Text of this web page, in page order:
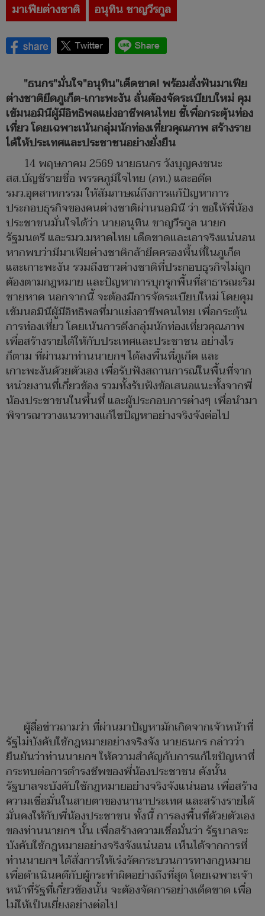
มาเฟียต่างชาติ
อนุทิน ชาญวีรกูล
"ธนกร"มั่นใจ"อนุทิน"เด็ดขาด! พร้อมสั่งฟันมาเฟีย
ต่างชาติยึดภูเก็ต-เกาะพะงัน ลั่นต้องจัดระเบียบใหม่ คุม
เข้มนอมินีผู้มีอิทธิพลแย่งอาชีพคนไทย ชี้เพื่อกระตุ้นท่อง
เที่ยว โดยเฉพาะเน้นกลุ่มนักท่องเที่ยวคุณภาพ สร้างราย
ได้ให้ประเทศและประชาชนอย่างยั่งยืน
14 พฤษภาคม 2569 นายธนกร วังบุญคงชนะ
สส.บัญชีรายชื่อ พรรคภูมิใจไทย (ภท.) และอดีต
รมว.อุตสาหกรรม ให้สัมภาษณ์ถึงการแก้ปัญหาการ
ประกอบธุรกิจของคนต่างชาติผ่านนอมินี ว่า ขอให้พี่น้อง
ประชาชนมั่นใจได้ว่า นายอนุทิน ชาญวีรกูล นายก
รัฐมนตรี และรมว.มหาดไทย เด็ดขาดและเอาจริงแน่นอน
หากพบว่ามีมาเฟียต่างชาติกล้ายึดครองพื้นที่ในภูเก็ต
และเกาะพะงัน รวมถึงชาวต่างชาติที่ประกอบธุรกิจไม่ถูก
ต้องตามกฎหมาย และปัญหาการบุกรุกพื้นที่สาธารณะริม
ชายหาด นอกจากนี้ จะต้องมีการจัดระเบียบใหม่ โดยคุม
เข้มนอมินีผู้มีอิทธิพลที่มาแย่งอาชีพคนไทย เพื่อกระตุ้น
การท่องเที่ยว โดยเน้นการดึงกลุ่มนักท่องเที่ยวคุณภาพ
เพื่อสร้างรายได้ให้กับประเทศและประชาชน อย่างไร
ก็ตาม ที่ผ่านมาท่านนายกฯ ได้ลงพื้นที่ภูเก็ต และ
เกาะพะงันด้วยตัวเอง เพื่อรับฟังสถานการณ์ในพื้นที่จาก
หน่วยงานที่เกี่ยวข้อง รวมทั้งรับฟังข้อเสนอแนะทั้งจากพี่
น้องประชาชนในพื้นที่ และผู้ประกอบการต่างๆ เพื่อนำมา
พิจารณาวางแนวทางแก้ไขปัญหาอย่างจริงจังต่อไป
ผู้สื่อข่าวถามว่า ที่ผ่านมาปัญหามักเกิดจากเจ้าหน้าที่
รัฐไม่บังคับใช้กฎหมายอย่างจริงจัง นายธนกร กล่าวว่า
ยืนยันว่าท่านนายกฯ ให้ความสำคัญกับการแก้ไขปัญหาที่
กระทบต่อการดำรงชีพของพี่น้องประชาชน ดังนั้น
รัฐบาลจะบังคับใช้กฎหมายอย่างจริงจังแน่นอน เพื่อสร้าง
ความเชื่อมั่นในสายตาของนานาประเทศ และสร้างรายได้
มั่นคงให้กับพี่น้องประชาชน ทั้งนี้ การลงพื้นที่ด้วยตัวเอง
ของท่านนายกฯ นั้น เพื่อสร้างความเชื่อมั่นว่า รัฐบาลจะ
บังคับใช้กฎหมายอย่างจริงจังแน่นอน เห็นได้จากการที่
ท่านนายกฯ ได้สั่งการให้เร่งรัดกระบวนการทางกฎหมาย
เพื่อดำเนินคดีกับผู้กระทำผิดอย่างถึงที่สุด โดยเฉพาะเจ้า
หน้าที่รัฐที่เกี่ยวข้องนั้น จะต้องจัดการอย่างเด็ดขาด เพื่อ
ไม่ให้เป็นเยี่ยงอย่างต่อไป